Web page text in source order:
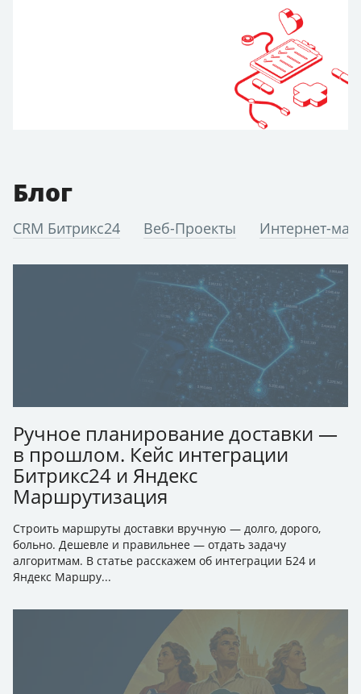
Блог
CRM Битрикс24 Веб-Проекты Интернет-
Ручное планирование доставки —
в прошлом. Кейс интеграции
Битрикс24 и Яндекс
Маршрутизация
Строить маршруты доставки вручную — долго, дорого,
больно. Дешевле и правильнее — отдать задачу
алгоритмам. В статье расскажем об интеграции Б24 и
Яндекс Маршру...